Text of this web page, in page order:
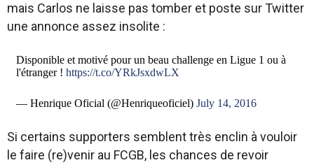
mais Carlos ne laisse pas tomber et poste sur Twitter
une annonce assez insolite :
Disponible et motivé pour un beau challenge en Ligue 1 ou à
l'étranger ! https://t.co/YRkJsxdwLX
— Henrique Oficial (@Henriqueoficiel) July 14, 2016
Si certains supporters semblent très enclin à vouloir
le faire (re)venir au FCGB, les chances de revoir